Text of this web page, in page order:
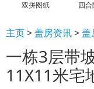
双拼图纸 四合
主页>盖房资讯>盖
一栋3层带
11X11米宅